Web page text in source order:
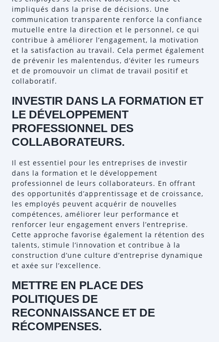
impliqués dans la prise de décisions. Une
communication transparente renforce la confiance
mutuelle entre la direction et le personnel, ce qui
contribue à améliorer l’engagement, la motivation
et la satisfaction au travail. Cela permet également
de prévenir les malentendus, d’éviter les rumeurs
et de promouvoir un climat de travail positif et
collaboratif.
INVESTIR DANS LA FORMATION ET
LE DÉVELOPPEMENT
PROFESSIONNEL DES
COLLABORATEURS.
Il est essentiel pour les entreprises de investir
dans la formation et le développement
professionnel de leurs collaborateurs. En offrant
des opportunités d’apprentissage et de croissance,
les employés peuvent acquérir de nouvelles
compétences, améliorer leur performance et
renforcer leur engagement envers l’entreprise.
Cette approche favorise également la rétention des
talents, stimule l’innovation et contribue à la
construction d’une culture d’entreprise dynamique
et axée sur l’excellence.
METTRE EN PLACE DES
POLITIQUES DE
RECONNAISSANCE ET DE
RÉCOMPENSES.